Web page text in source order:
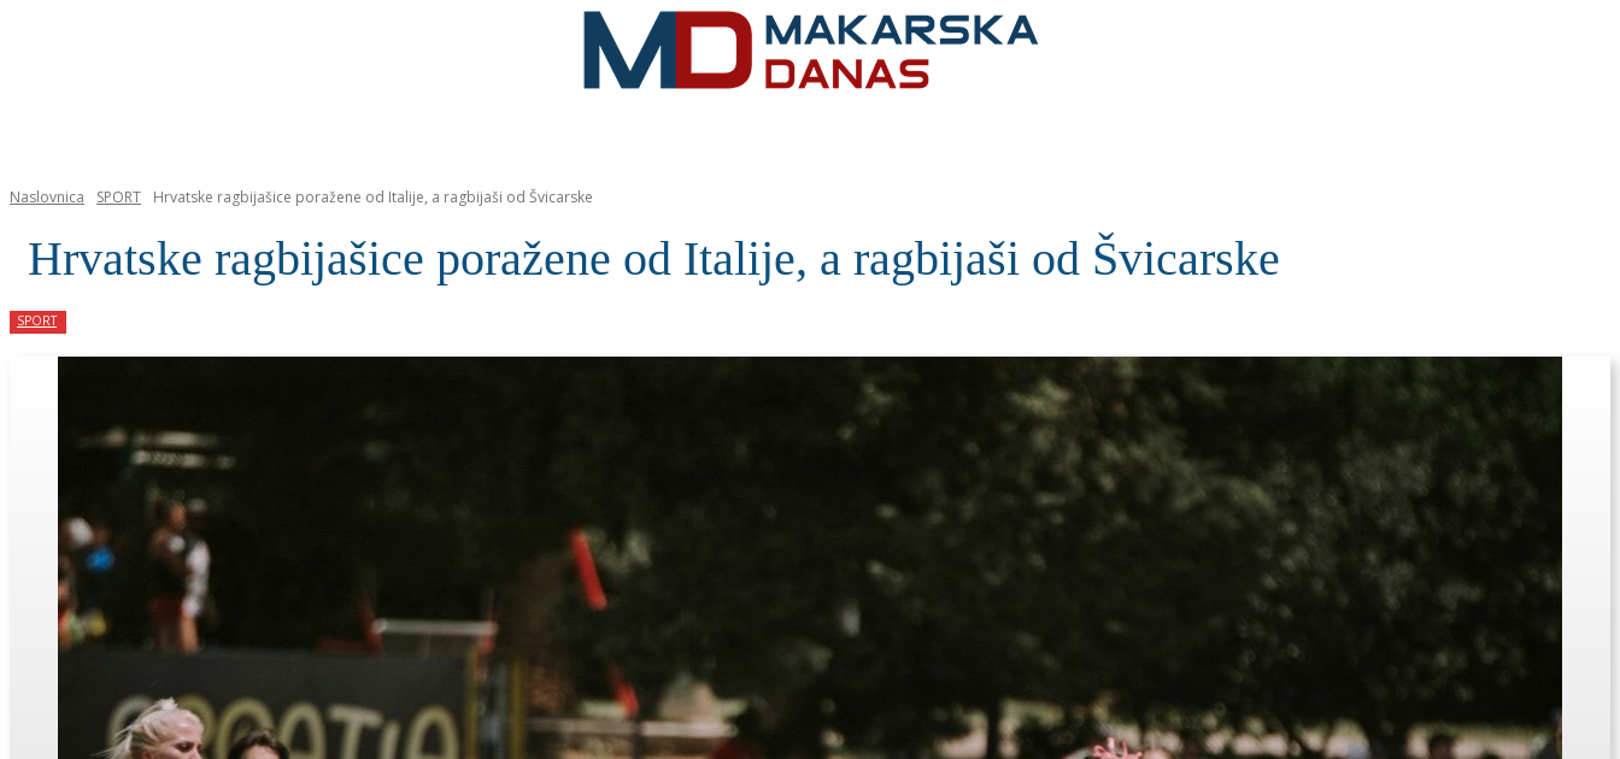
Naslovnica SPORT Hrvatske ragbijašice poražene od Italije, a ragbijaši od Švicarske
Hrvatske ragbijašice poražene od Italije, a ragbijaši od Švicarske
SPORT